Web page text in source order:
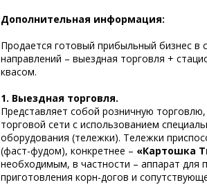
Дополнительная информация:
Продается готовый прибыльный бизнес
направлений – выездная торговля +
квасом.
1. Выездная торговля.
Представляет собой розничную
торговой сети с использованием
оборудования (тележки). Тележки
(фаст-фудом), конкретнее – «Картошка
необходимым, в частности – аппарат для
приготовления корн-догов и